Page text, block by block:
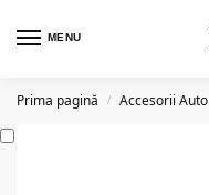
MENU
Prima pagină / Accesorii Auto